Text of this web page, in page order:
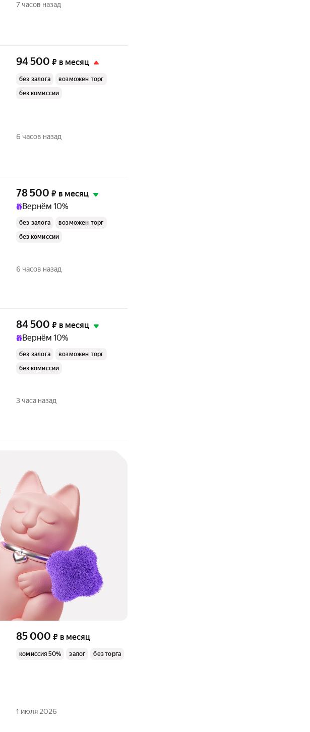
7 часов назад
94 500 ₽ в месяц
без залога
возможен торг
без комиссии
6 часов назад
78 500 ₽ в месяц
Вернём 10%
без залога
возможен торг
без комиссии
6 часов назад
84 500 ₽ в месяц
Вернём 10%
без залога
возможен торг
без комиссии
3 часа назад
85 000 ₽ в месяц
комиссия 50% залог без торга
1 июля 2026